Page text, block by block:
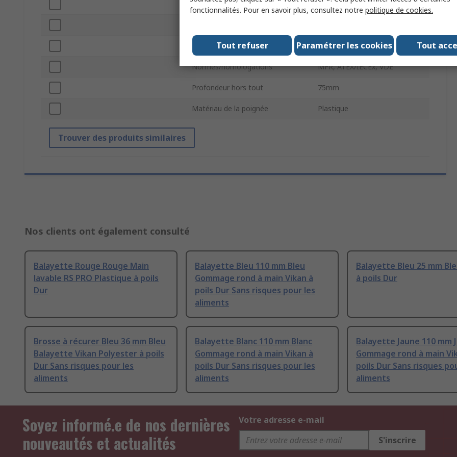
Largeur hors tout 60mm
Couleur de la brosse Bleu
Normes/homologations MFR, ATEX/IECEx, VDE
Profondeur hors tout 75mm
Matériau de la poignée Plastique
Trouver des produits similaires
Nos clients ont également consulté
Balayette Rouge Rouge Main
lavable RS PRO Plastique à poils
Dur
Balayette Bleu 110 mm Bleu
Gommage rond à main Vikan à
poils Dur Sans risques pour les
aliments
Balayette Bleu 25 mm
à poils Dur
Brosse à récurer Bleu 36 mm Bleu
Balayette Vikan Polyester à poils
Dur Sans risques pour les
aliments
Balayette Blanc 110 mm Blanc
Gommage rond à main Vikan à
poils Dur Sans risques pour les
aliments
Balayette Jaune 110 mm
Gommage rond à main
poils Dur Sans risques
aliments
Soyez informé.e de nos dernières
nouveautés et actualités
Votre adresse e-mail
S'inscrire
fonctionnalités. Pour en savoir plus, consultez notre politique de cookies.
Tout
Paramétrer les cookies
Tout refuser